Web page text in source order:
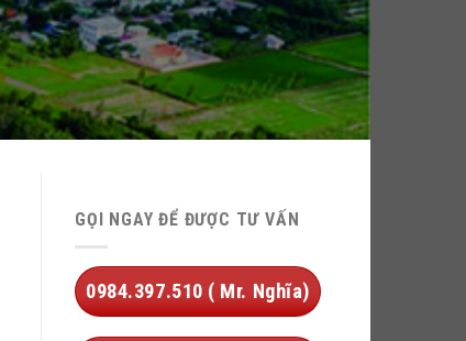
GỌI NGAY ĐỂ ĐƯỢC TƯ VẤN
0984.397.510 ( Mr. Nghĩa)